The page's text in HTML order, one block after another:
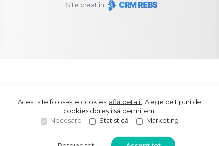
Site creat în
Acest site folosește cookies, află detalii Alege ce tipuri de
cookies dorești să permitem:
Necesare
Statistică Marketing